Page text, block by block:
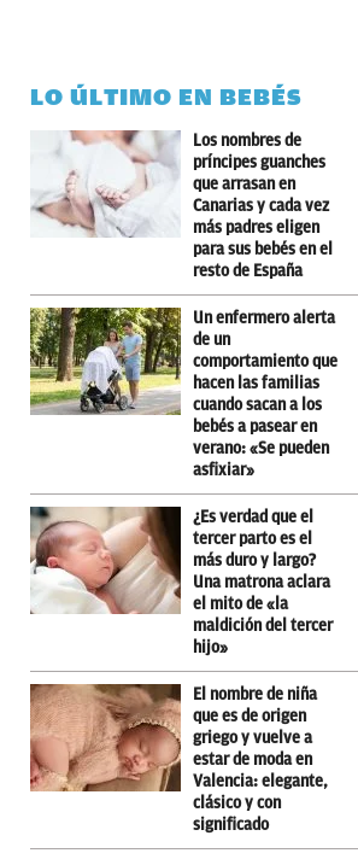
LO ÚLTIMO EN BEBÉS
Los nombres de
príncipes guanches
que arrasan en
Canarias y cada vez
más padres eligen
para sus bebés en el
resto de España
Un enfermero alerta
de un
comportamiento que
hacen las familias
cuando sacan a los
bebés a pasear en
verano: «Se pueden
asfixiar»
¿Es verdad que el
tercer parto es el
más duro y largo?
Una matrona aclara
el mito de «la
maldición del tercer
hijo»
El nombre de niña
que es de origen
griego y vuelve a
estar de moda en
Valencia: elegante,
clásico y con
significado